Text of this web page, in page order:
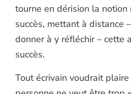
tourne en dérision la notion
succès, mettant à distance
donner à y réfléchir – cette
succès.
Tout écrivain voudrait